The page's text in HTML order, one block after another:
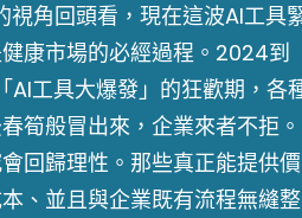
視角回頭看，現在這波AI工具
康市場的必經過程。2024到
AI工具大爆發」的狂歡期，各
筍般冒出來，企業來者不拒。
回歸理性。那些真正能提供價
、並且與企業既有流程無縫整